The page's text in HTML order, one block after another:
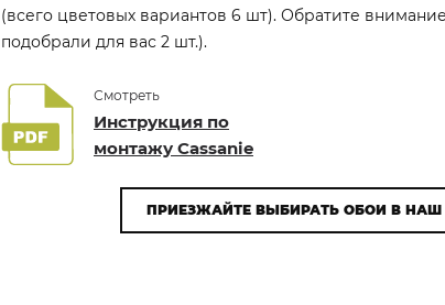
(всего цветовых вариантов 6 шт). Обратите
подобрали для вас 2 шт.).
Смотреть
Инструкция по
монтажу Cassanie
ПРИЕЗЖАЙТЕ ВЫБИРАТЬ ОБОИ В